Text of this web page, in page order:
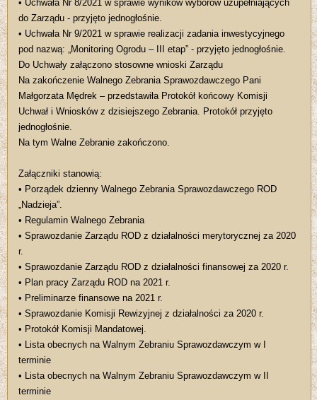
• Uchwała Nr 8/2021 w sprawie wyników wyborów uzupełniających
do Zarządu - przyjęto jednogłośnie.
• Uchwała Nr 9/2021 w sprawie realizacji zadania inwestycyjnego
pod nazwą: „Monitoring Ogrodu – III etap” - przyjęto jednogłośnie.
Do Uchwały załączono stosowne wnioski Zarządu
Na zakończenie Walnego Zebrania Sprawozdawczego Pani
Małgorzata Mędrek – przedstawiła Protokół końcowy Komisji
Uchwał i Wniosków z dzisiejszego Zebrania. Protokół przyjęto
jednogłośnie.
Na tym Walne Zebranie zakończono.
Załączniki stanowią:
• Porządek dzienny Walnego Zebrania Sprawozdawczego ROD
„Nadzieja”.
• Regulamin Walnego Zebrania
• Sprawozdanie Zarządu ROD z działalności merytorycznej za 2020
r.
• Sprawozdanie Zarządu ROD z działalności finansowej za 2020 r.
• Plan pracy Zarządu ROD na 2021 r.
• Preliminarze finansowe na 2021 r.
• Sprawozdanie Komisji Rewizyjnej z działalności za 2020 r.
• Protokół Komisji Mandatowej.
• Lista obecnych na Walnym Zebraniu Sprawozdawczym w I
terminie
• Lista obecnych na Walnym Zebraniu Sprawozdawczym w II
terminie